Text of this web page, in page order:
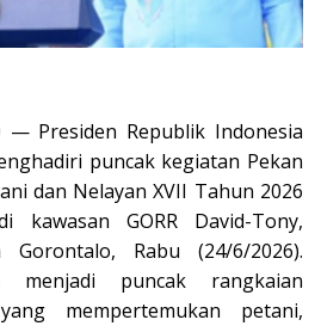
— Presiden Republik Indonesia
puncak kegiatan Pekan
dan Nelayan XVII Tahun 2026
kawasan GORR David-Tony,
Gorontalo, Rabu (24/6/2026).
menjadi puncak rangkaian
mempertemukan petani,